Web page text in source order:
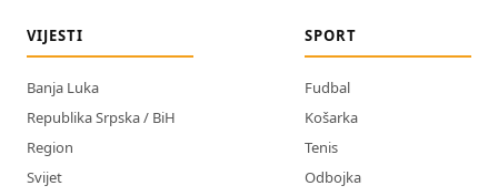
VIJESTI
Banja Luka
Republika Srpska / BiH
Region
Svijet
SPORT
Fudbal
Košarka
Tenis
Odbojka